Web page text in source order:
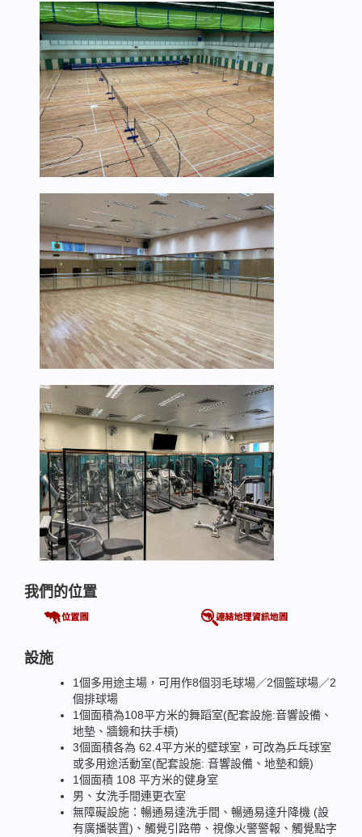
我們的位置
設施
1個多用途主場，可用作8個羽毛球場／2個籃球場／2
個排球場
1個面積為108平方米的舞蹈室(配套設施:音響設備、
地墊、牆鏡和扶手槓)
3個面積各為 62.4平方米的壁球室，可改為乒乓球室
或多用途活動室(配套設施: 音響設備、地墊和鏡)
1個面積 108 平方米的健身室
男、女洗手間連更衣室
無障礙設施：暢通易達洗手間、暢通易達升降機 (設
有廣播裝置)、觸覺引路帶、視像火警警報、觸覺點字